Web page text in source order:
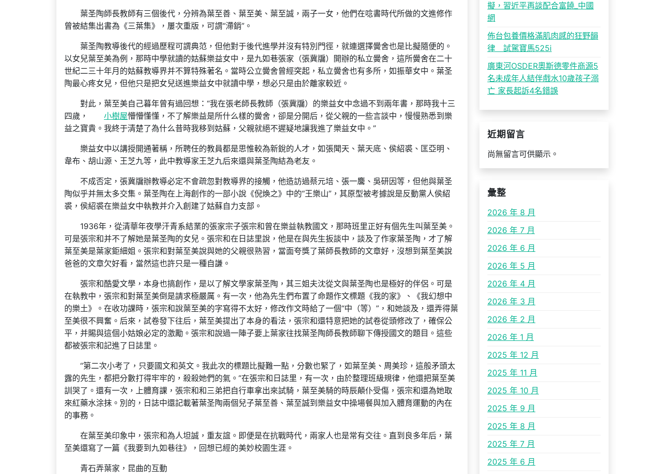
葉圣陶師長教師有三個後代，分辨為葉至善、葉至美、葉至誠，兩子一女，他們在唸書時代所做的文進修作
曾被結集出書為《三葉集》，屢次重版，可謂“滯銷”。
葉圣陶教導後代的經過歷程可謂典范，但他對于後代進學并沒有特別門徑，就連選擇黌舍也是比擬隨便的。
以女兒葉至美為例，那時中學就讀的姑蘇樂益女中，是九如巷張家（張冀牖）開辦的私立黌舍，這所黌舍在二十
世紀二三十年月的姑蘇教導界并不算特殊著名。當時公立黌舍曾經突起，私立黌舍也有多所，如振華女中。葉圣
陶最心疼女兒，但他只是把女兒送進樂益女中就讀中學，想必只是由於離家較近。
對此，葉至美自己暮年曾有過回想：“我在張老師長教師（張冀牖）的樂益女中念過不到兩年書，那時我十三
四歲，
小樹屋懵懵懂懂，不了解樂益是所什么樣的黌舍，卻是分開后，從父親的一些言談中，慢慢熟悉到樂
益之寶貴。我終于清楚了為什么昔時我移到姑蘇，父親就絕不遲疑地讓我進了樂益女中。”
樂益女中以講授開通著稱，所聘任的教員都是思惟較為新銳的人才，如張聞天、葉天底、侯紹裘、匡亞明、
韋布、胡山源、王芝九等，此中教導家王芝九后來還與葉圣陶結為老友。
不成否定，張冀牖辦教導必定不會疏忽對教導界的接觸，他造訪過蔡元培、張一麐、吳研因等，但他與葉圣
陶似乎并無太多交集。葉圣陶在上海創作的一部小說《倪煥之》中的“王樂山”，其原型被考據說是反動黨人侯紹
裘，侯紹裘在樂益女中執教并介入創建了姑蘇自力支部。
1936年，從清華年夜學汗青系結業的張家宗子張宗和曾在樂益執教國文，那時班里正好有個先生叫葉至美。
可是張宗和并不了解她是葉圣陶的女兒。張宗和在日誌里說，他是在與先生扳談中，談及了作家葉圣陶，才了解
葉至美是葉家鉅細姐。張宗和對葉至美說與她的父親很熟習，當面夸獎了葉師長教師的文章好，沒想到葉至美說
爸爸的文章欠好看，當然這也許只是一種自謙。
張宗和酷愛文學，本身也搞創作，是以了解文學家葉圣陶，其三姐夫沈從文與葉圣陶也是極好的伴侶。可是
在執教中，張宗和對葉至美倒是請求極嚴厲。有一次，他為先生們布置了命題作文標題《我的家》、《我幻想中
的樂土》。在收功課時，張宗和說葉至美的字寫得不太好，修改作文時給了一個“中（等）”，和她談及，還弄得葉
至美很不興奮。后來，試卷發下往后，葉至美提出了本身的看法，張宗和還特意把她的試卷從頭修改了，確保公
平，并賜與這個小姑娘必定的激勵。張宗和說過一陣子要上葉家往找葉圣陶師長教師聊下傳授國文的題目。這些
都被張宗和記進了日誌里。
“第二次小考了，只要國文和英文。我此次的標題比擬難一點，分數也緊了，如葉至美、周美珍，這般矛頭太
露的先生，都把分數打得牢牢的，殺殺她們的氣。”在張宗和日誌里，有一次，由於整理班級規律，他還把葉至美
訓哭了。還有一次，上體育課，張宗和和三弟把自行車拿出來試騎，葉至美騎的時辰顛仆受傷，張宗和還為她取
來紅藥水涂抹。別的，日誌中還記載著葉圣陶兩個兒子葉至善、葉至誠到樂益女中操場餐與加入體育運動的內在
的事務。
在葉至美印象中，張宗和為人坦誠，重友誼。即便是在抗戰時代，兩家人也是常有交往。直到良多年后，葉
至美還寫了一篇《我要到九如巷往》，回想已經的美妙校園生涯。
青石弄葉家，昆曲的互動
擬，習近平再談配合富饒_中國
網
佈台包養價格滿肌肉感的狂野韻
律 試駕寶馬525i
廣東河OSDER奧斯德零件商源5
名未成年人結伴戲水10歲孩子溺
亡 家長起訴4名錯誤
近期留言
尚無留言可供顯示。
彙整
2026 年 8 月
2026 年 7 月
2026 年 6 月
2026 年 5 月
2026 年 4 月
2026 年 3 月
2026 年 2 月
2026 年 1 月
2025 年 12 月
2025 年 11 月
2025 年 10 月
2025 年 9 月
2025 年 8 月
2025 年 7 月
2025 年 6 月